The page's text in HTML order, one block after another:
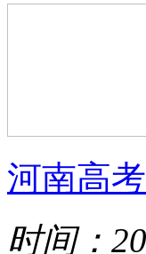
河南高
时间：